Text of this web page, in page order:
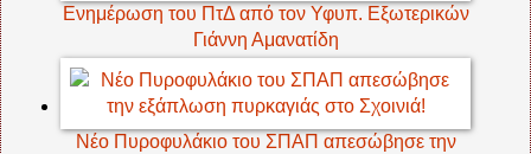
Ενημέρωση του ΠτΔ από τον Υφυπ. Εξωτερικών
Γιάννη Αμανατίδη
Νέο Πυροφυλάκιο του ΣΠΑΠ απεσώβησε την